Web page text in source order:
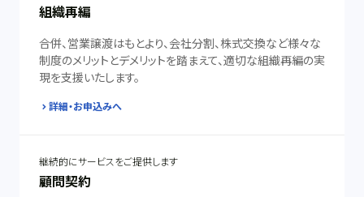
組織再編
合併、営業譲渡はもとより、会社分割、株式交換など様々な
制度のメリットとデメリットを踏まえて、適切な組織再編の実
現を支援いたします。
詳細・お申込みへ
継続的にサービスをご提供します
顧問契約